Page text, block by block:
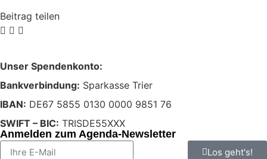
Beitrag teilen
Unser Spendenkonto:
Bankverbindung: Sparkasse Trier
IBAN: DE67 5855 0130 0000 9851 76
SWIFT – BIC: TRISDE55XXX
Anmelden zum Agenda-Newsletter
Los geht's!